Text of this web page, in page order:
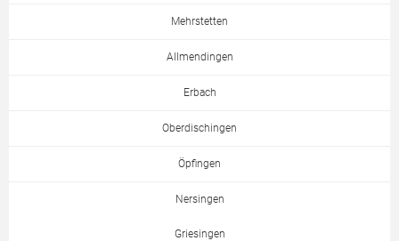
Mehrstetten
Allmendingen
Erbach
Oberdischingen
Öpfingen
Nersingen
Griesingen